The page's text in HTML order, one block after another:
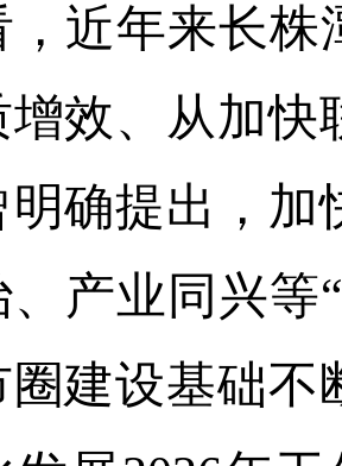
，近年来长株
效、从加快
确提出，
产业同兴等
建设基础不